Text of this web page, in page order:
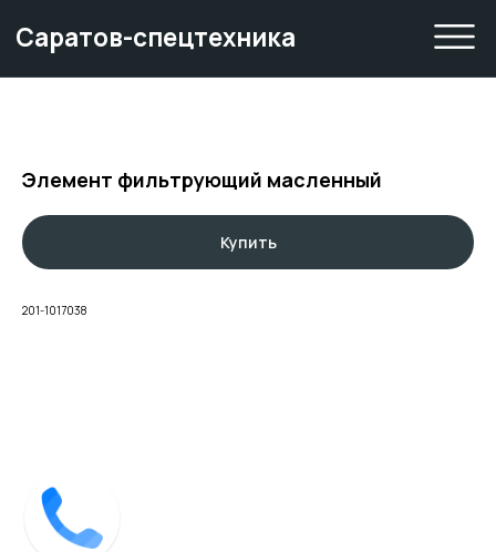
Саратов-спецтехника
Элемент фильтрующий масленный
Купить
201-1017038